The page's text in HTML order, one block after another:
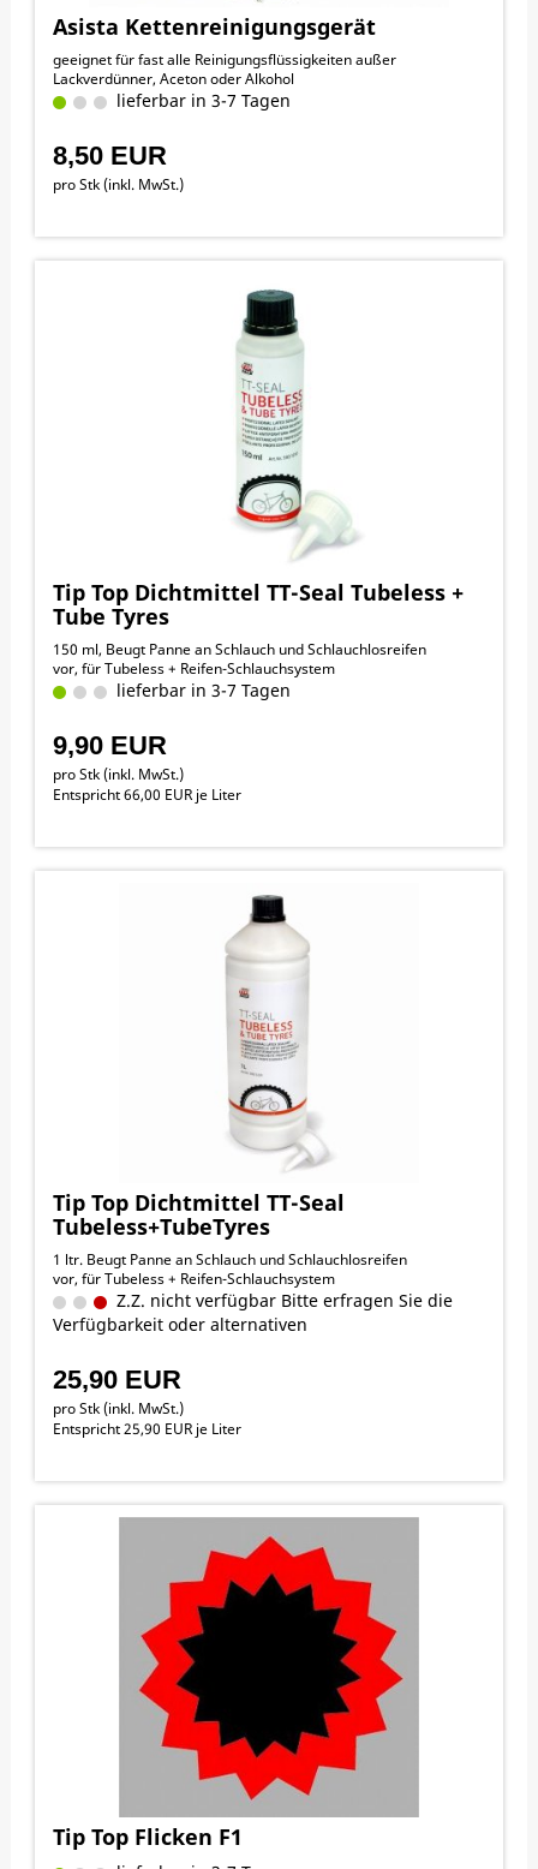
Asista Kettenreinigungsgerät
geeignet für fast alle Reinigungsflüssigkeiten außer
Lackverdünner, Aceton oder Alkohol
lieferbar in 3-7 Tagen
8,50 EUR
pro Stk (inkl. MwSt.)
Tip Top Dichtmittel TT-Seal Tubeless +
Tube Tyres
150 ml, Beugt Panne an Schlauch und Schlauchlosreifen
vor, für Tubeless + Reifen-Schlauchsystem
lieferbar in 3-7 Tagen
9,90 EUR
pro Stk (inkl. MwSt.)
Entspricht 66,00 EUR je Liter
Tip Top Dichtmittel TT-Seal
Tubeless+TubeTyres
1 ltr. Beugt Panne an Schlauch und Schlauchlosreifen
vor, für Tubeless + Reifen-Schlauchsystem
Z.Z. nicht verfügbar Bitte erfragen Sie die
Verfügbarkeit oder alternativen
25,90 EUR
pro Stk (inkl. MwSt.)
Entspricht 25,90 EUR je Liter
Tip Top Flicken F1